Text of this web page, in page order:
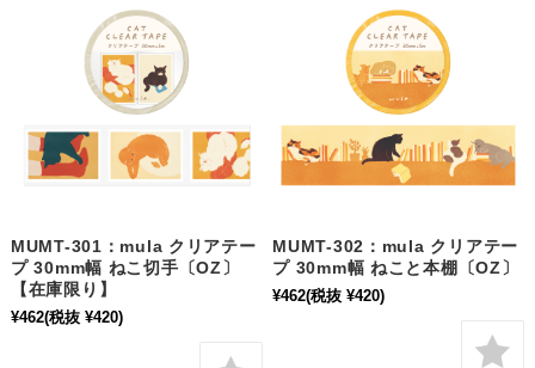
MUMT-301：mula クリアテー
プ 30mm幅 ねこ切手〔OZ〕
【在庫限り】
¥462(税抜 ¥420)
MUMT-302：mula クリアテー
プ 30mm幅 ねこと本棚〔OZ〕
¥462(税抜 ¥420)